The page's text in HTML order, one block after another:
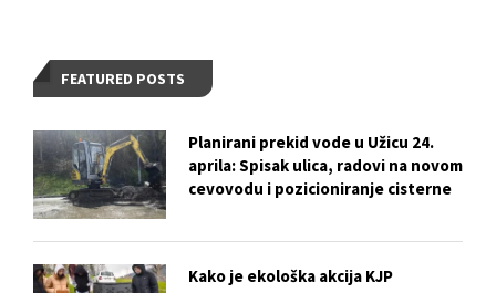
FEATURED POSTS
Planirani prekid vode u Užicu 24.
aprila: Spisak ulica, radovi na novom
cevovodu i pozicioniranje cisterne
Kako je ekološka akcija KJP